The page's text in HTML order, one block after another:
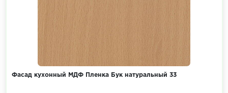
Фасад кухонный МДФ Пленка Бук натуральный 33